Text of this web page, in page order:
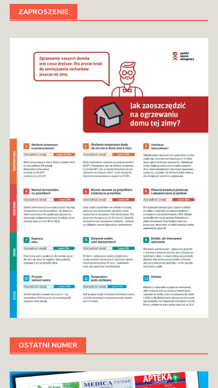
ZAPROSZENIE
OSTATNI NUMER